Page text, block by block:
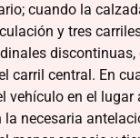
cuando la
y tres
discontinuas,
carril central. En
vehículo en el lugar
la necesaria